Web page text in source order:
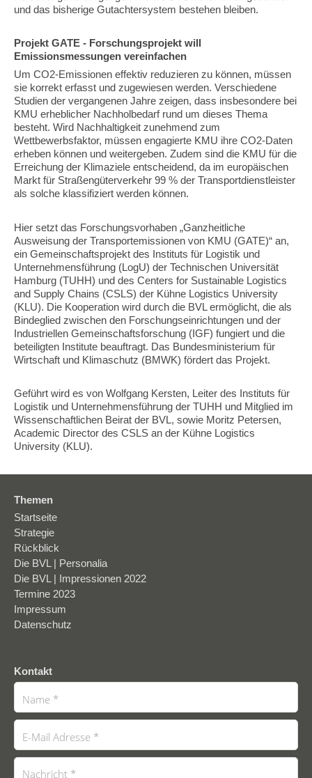
und das bisherige Gutachtersystem bestehen bleiben.
Projekt GATE - Forschungsprojekt will
Emissionsmessungen vereinfachen
Um CO2-Emissionen effektiv reduzieren zu können, müssen
sie korrekt erfasst und zugewiesen werden. Verschiedene
Studien der vergangenen Jahre zeigen, dass insbesondere bei
KMU erheblicher Nachholbedarf rund um dieses Thema
besteht. Wird Nachhaltigkeit zunehmend zum
Wettbewerbsfaktor, müssen engagierte KMU ihre CO2-Daten
erheben können und weitergeben. Zudem sind die KMU für die
Erreichung der Klimaziele entscheidend, da im europäischen
Markt für Straßengüterverkehr 99 % der Transportdienstleister
als solche klassifiziert werden können.
Hier setzt das Forschungsvorhaben „Ganzheitliche
Ausweisung der Transportemissionen von KMU (GATE)“ an,
ein Gemeinschaftsprojekt des Instituts für Logistik und
Unternehmensführung (LogU) der Technischen Universität
Hamburg (TUHH) und des Centers for Sustainable Logistics
and Supply Chains (CSLS) der Kühne Logistics University
(KLU). Die Kooperation wird durch die BVL ermöglicht, die als
Bindeglied zwischen den Forschungseinrichtungen und der
Industriellen Gemeinschaftsforschung (IGF) fungiert und die
beteiligten Institute beauftragt. Das Bundesministerium für
Wirtschaft und Klimaschutz (BMWK) fördert das Projekt.
Geführt wird es von Wolfgang Kersten, Leiter des Instituts für
Logistik und Unternehmensführung der TUHH und Mitglied im
Wissenschaftlichen Beirat der BVL, sowie Moritz Petersen,
Academic Director des CSLS an der Kühne Logistics
University (KLU).
Themen
Startseite
Strategie
Rückblick
Die BVL | Personalia
Die BVL | Impressionen 2022
Termine 2023
Impressum
Datenschutz
Kontakt